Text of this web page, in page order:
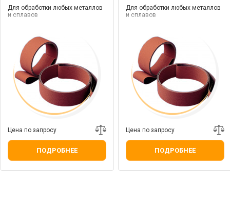
Для обработки любых металлов
и сплавов
Цена по запросу
ПОДРОБНЕЕ
Для обработки любых металлов
и сплавов
Цена по запросу
ПОДРОБНЕЕ